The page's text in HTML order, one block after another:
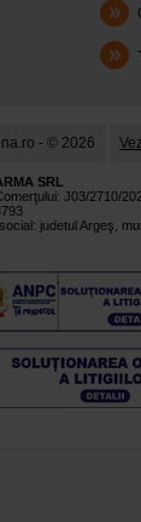
- © 2026
SRL
J03/2710/
judetul Argeş,